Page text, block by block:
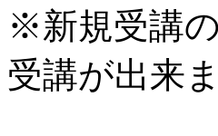
※新規受講
受講が出来ま